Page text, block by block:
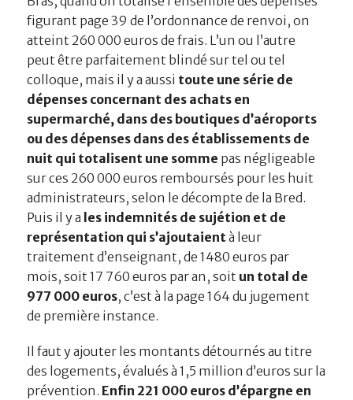
figurant page 39 de l’ordonnance de renvoi, on
atteint 260 000 euros de frais. L’un ou l’autre
peut être parfaitement blindé sur tel ou tel
colloque, mais il y a aussi toute une série de
dépenses concernant des achats en
supermarché, dans des boutiques d’aéroports
ou des dépenses dans des établissements de
nuit qui totalisent une somme pas négligeable
sur ces 260 000 euros remboursés pour les huit
administrateurs, selon le décompte de la Bred.
Puis il y a les indemnités de sujétion et de
représentation qui s’ajoutaientà leur
traitement d’enseignant, de 1480 euros par
mois, soit 17 760 euros par an, soit un total de
977 000 euros, c’est à la page 164 du jugement
de première instance.
Il faut y ajouter les montants détournés au titre
des logements, évalués à 1,5 million d’euros sur la
prévention. Enfin 221 000 euros d’épargne en